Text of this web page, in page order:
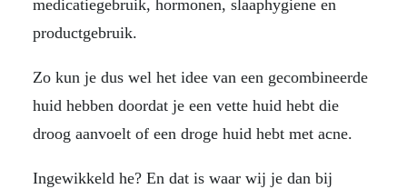
medicatiegebruik, hormonen, slaaphygiene en
productgebruik.
Zo kun je dus wel het idee van een gecombineerde
huid hebben doordat je een vette huid hebt die
droog aanvoelt of een droge huid hebt met acne.
Ingewikkeld he? En dat is waar wij je dan bij